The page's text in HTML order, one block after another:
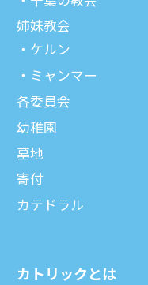
姉妹教会
ケルン
ミャンマー
各委員会
幼稚園
墓地
寄付
カテドラル
カトリックとは